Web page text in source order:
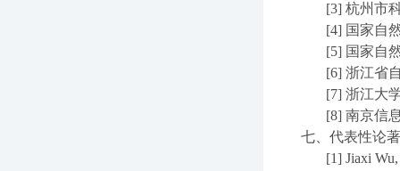
[3]杭州市
[4] 国家自
[5] 国家自
[6]浙江省
[7]浙江大
[8]南京信
七、代表性论
[1] Jiaxi